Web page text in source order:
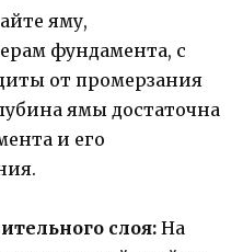
яму,
фундамента, с
от промерзания
ямы достаточна
и его
слоя: На